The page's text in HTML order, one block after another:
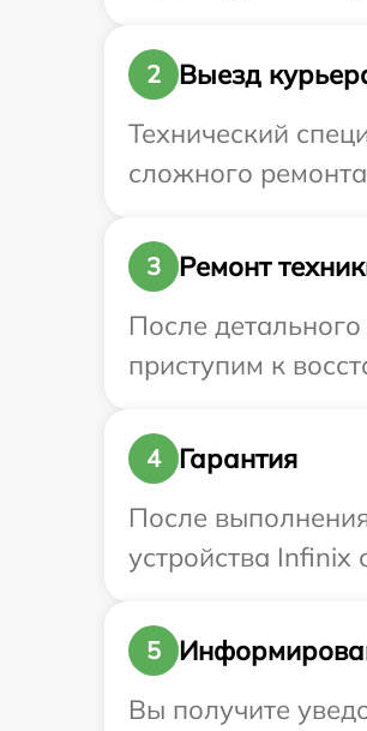
2
Выезд
Технический
сложного
3
Ремонт
После
приступим к
4
Гарантия
После
устройства Infinix
5
Вы получите